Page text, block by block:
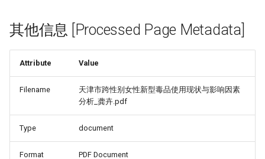
其他信息 [Processed Page Metadata]
Attribute Value
Filename
天津市跨性别女性新型毒品使用现状与影响因素
分析_龚卉.pdf
Type document
Format PDF Document